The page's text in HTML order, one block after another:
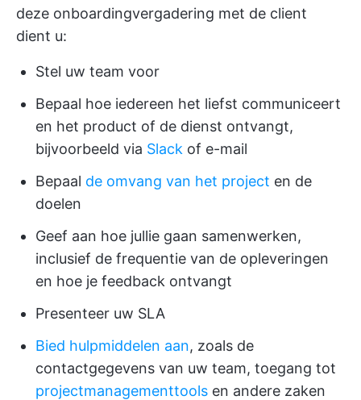
deze onboardingvergadering met de client
dient u:
Stel uw team voor
Bepaal hoe iedereen het liefst communiceert
en het product of de dienst ontvangt,
bijvoorbeeld via Slack of e-mail
Bepaal de omvang van het project en de
doelen
Geef aan hoe jullie gaan samenwerken,
inclusief de frequentie van de opleveringen
en hoe je feedback ontvangt
Presenteer uw SLA
Bied hulpmiddelen aan, zoals de
contactgegevens van uw team, toegang tot
projectmanagementtools en andere zaken